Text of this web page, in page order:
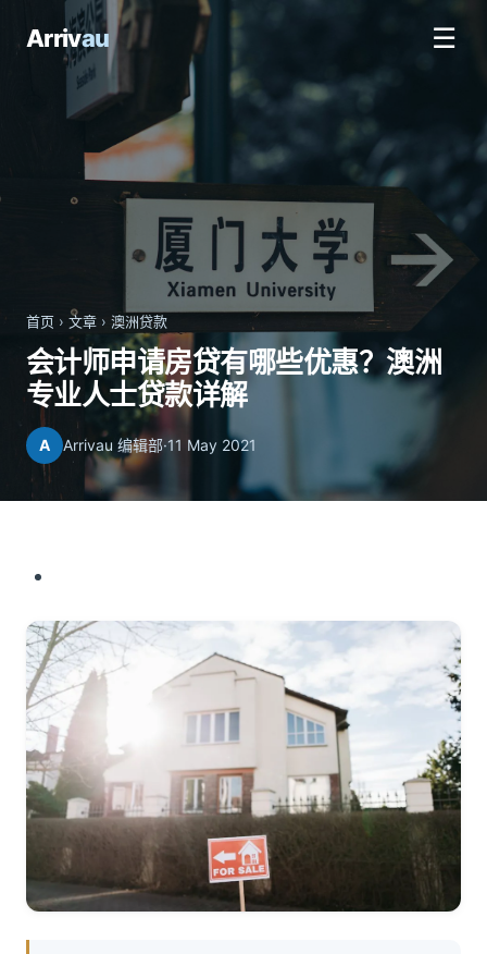
Arrivau ☰
首页 › 文章 › 澳洲贷款
会计师申请房贷有哪些优惠？澳洲
专业人士贷款详解
A Arrivau 编辑部·11 May 2021